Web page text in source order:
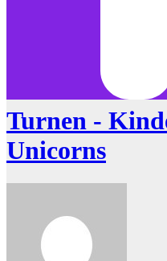
Turnen -
Unicorns